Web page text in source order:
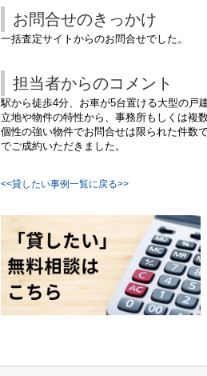
お問合せのきっかけ
一括査定サイトからのお問合せでした。
担当者からのコメント
駅から徒歩4分、お車が5台置ける大型の戸
立地や物件の特性から、事務所もしくは複
個性の強い物件でお問合せは限られた件数で
でご成約いただきました。
<<貸したい事例一覧に戻る>>